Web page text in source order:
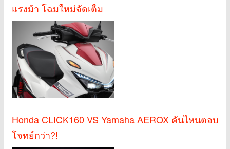
แรงม้า โฉมใหม่จัดเต็ม
Honda CLICK160 VS Yamaha AEROX คันไหนตอบ
โจทย์กว่า?!